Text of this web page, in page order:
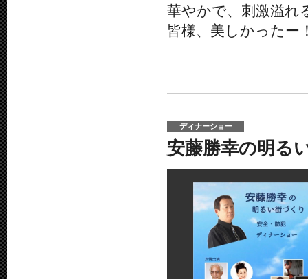
華やかで、刺激溢れ
皆様、美しかったー
ディナーショー
安藤勝幸の明る